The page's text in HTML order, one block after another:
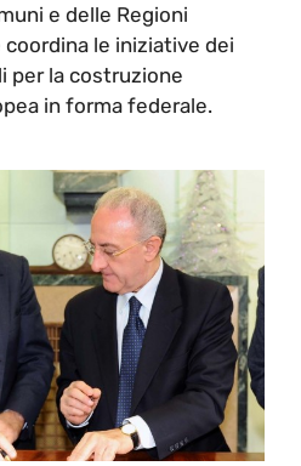
e delle Regioni
coordina le iniziative dei
per la costruzione
in forma federale.